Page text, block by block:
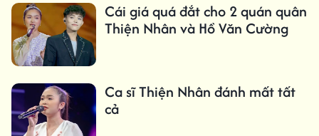
Cái giá quá đắt cho 2 quán quân
Thiện Nhân và Hồ Văn Cường
Ca sĩ Thiện Nhân đánh mất tất
cả